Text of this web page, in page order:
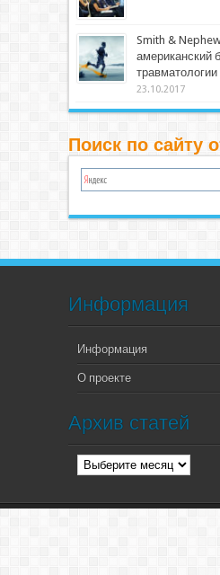
Smith &
американский
23.10.2017
Поиск по сайту
Информация
Информация
О проекте
Архив статей
Архив
статей